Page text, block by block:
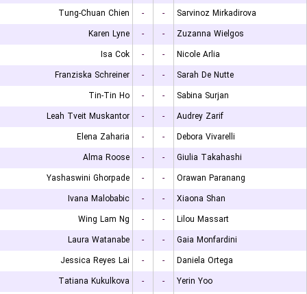
Tung-Chuan Chien
- -
Sarvinoz Mirkadirova
Karen Lyne
- -
Zuzanna Wielgos
Isa Cok
- -
Nicole Arlia
Franziska Schreiner
- -
Sarah De Nutte
Tin-Tin Ho
- -
Sabina Surjan
Leah Tveit Muskantor
- -
Audrey Zarif
Elena Zaharia
- -
Debora Vivarelli
Alma Roose
- -
Giulia Takahashi
Yashaswini Ghorpade
- -
Orawan Paranang
Ivana Malobabic
- -
Xiaona Shan
Wing Lam Ng
- -
Lilou Massart
Laura Watanabe
- -
Gaia Monfardini
Jessica Reyes Lai
- -
Daniela Ortega
Tatiana Kukulkova
- - Yerin Yoo